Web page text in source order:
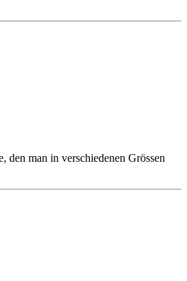
den man in verschiedenen Grössen